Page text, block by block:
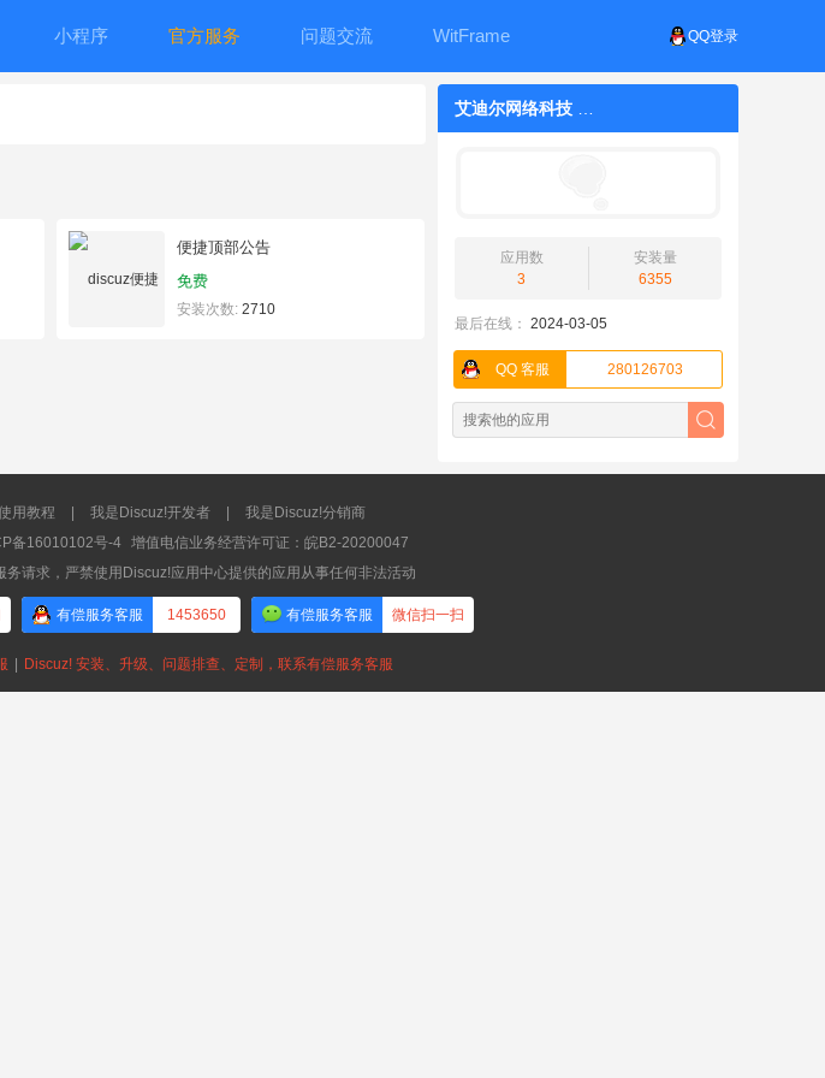
QQ登录
小程序 官方服务 问题交流 WitFrame
艾迪尔网络科技
应用数
3
安装量
6355
最后在线： 2024-03-05
QQ 客服 280126703
便捷顶部公告
免费
安装次数: 2710
用教程 我是Discuz!开发者
我是Discuz!分销商
备16010102号-4
增值电信业务经营许可证：皖B2-20200047
请求，严禁使用Discuz!应用中心提供的应用从事任何非法活动
有偿服务客服 1453650 有偿服务客服 微信扫一扫
Discuz! 安装、升级、问题排查、定制，联系有偿服务客服